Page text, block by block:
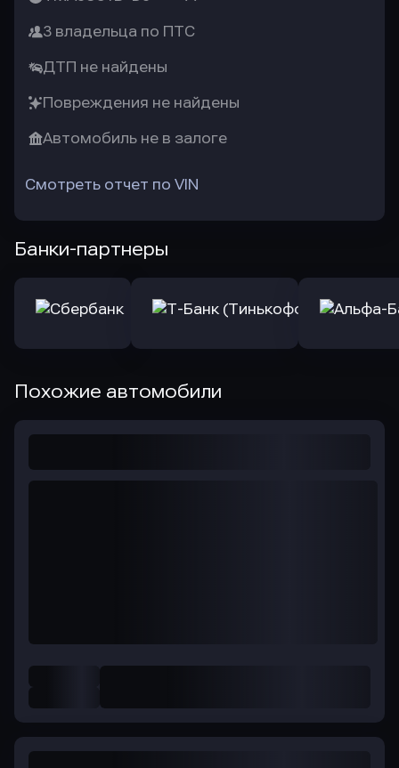
3 владельца по ПТС
ДТП не найдены
Повреждения не найдены
Автомобиль не в залоге
Смотреть отчет по VIN
Банки-партнеры
Похожие автомобили